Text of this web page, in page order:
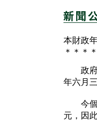
本財政
＊＊＊
政府
年六月
今個
元，因